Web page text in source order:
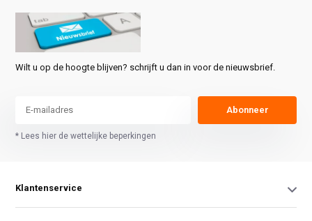
Wilt u op de hoogte blijven? schrijft u dan in voor de nieuwsbrief.
Abonneer
* Lees hier de wettelijke beperkingen
Klantenservice